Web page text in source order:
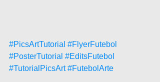
#PicsArtTutorial #FlyerFutebol
#PosterTutorial #EditsFutebol
#TutorialPicsArt #FutebolArte